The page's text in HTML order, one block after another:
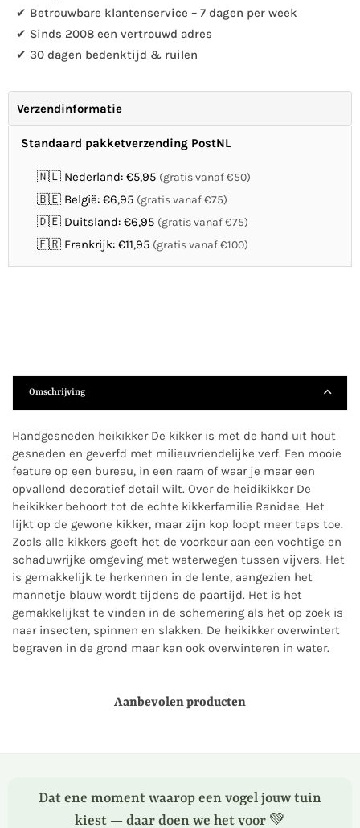
✔ Betrouwbare klantenservice – 7 dagen per week
✔ Sinds 2008 een vertrouwd adres
✔ 30 dagen bedenktijd & ruilen
Verzendinformatie
Standaard pakketverzending PostNL
🇳🇱 Nederland: €5,95 (gratis vanaf €50)
🇧🇪 België: €6,95 (gratis vanaf €75)
🇩🇪 Duitsland: €6,95 (gratis vanaf €75)
🇫🇷 Frankrijk: €11,95 (gratis vanaf €100)
Omschrijving
Handgesneden heikikker De kikker is met de hand uit hout
gesneden en geverfd met milieuvriendelijke verf. Een mooie
feature op een bureau, in een raam of waar je maar een
opvallend decoratief detail wilt. Over de heidikikker De
heikikker behoort tot de echte kikkerfamilie Ranidae. Het
lijkt op de gewone kikker, maar zijn kop loopt meer taps toe.
Zoals alle kikkers geeft het de voorkeur aan een vochtige en
schaduwrijke omgeving met waterwegen tussen vijvers. Het
is gemakkelijk te herkennen in de lente, aangezien het
mannetje blauw wordt tijdens de paartijd. Het is het
gemakkelijkst te vinden in de schemering als het op zoek is
naar insecten, spinnen en slakken. De heikikker overwintert
begraven in de grond maar kan ook overwinteren in water.
Aanbevolen producten
Dat ene moment waarop een vogel jouw tuin
kiest — daar doen we het voor 💚